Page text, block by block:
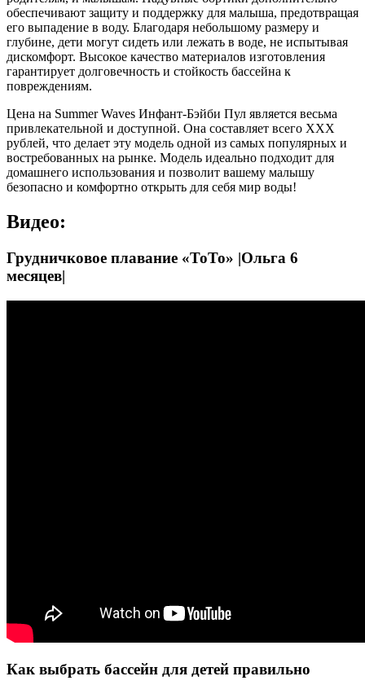
обеспечивают защиту и поддержку для малыша, предотвращая
его выпадение в воду. Благодаря небольшому размеру и
глубине, дети могут сидеть или лежать в воде, не испытывая
дискомфорт. Высокое качество материалов изготовления
гарантирует долговечность и стойкость бассейна к
повреждениям.
Цена на Summer Waves Инфант-Бэйби Пул является весьма
привлекательной и доступной. Она составляет всего XXX
рублей, что делает эту модель одной из самых популярных и
востребованных на рынке. Модель идеально подходит для
домашнего использования и позволит вашему малышу
безопасно и комфортно открыть для себя мир воды!
Видео:
Грудничковое плавание «ТоТо» |Ольга 6
месяцев|
Как выбрать бассейн для детей правильно